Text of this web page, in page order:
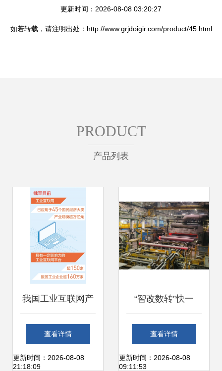
更新时间：2026-08-08 03:20:27
如若转载，请注明出处：http://www.grjdoigir.com/product/45.html
PRODUCT
产品列表
我国工业互联网产
业规模突破万亿，
重塑销售新格局
查看详情
更新时间：2026-08-08
21:18:09
“智改数转”快一
步，“提质增效”高
一筹——互联网销
查看详情
更新时间：2026-08-08
09:11:53